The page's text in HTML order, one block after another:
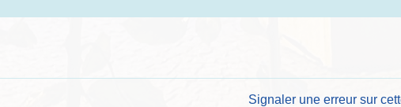
Signaler une erreur sur